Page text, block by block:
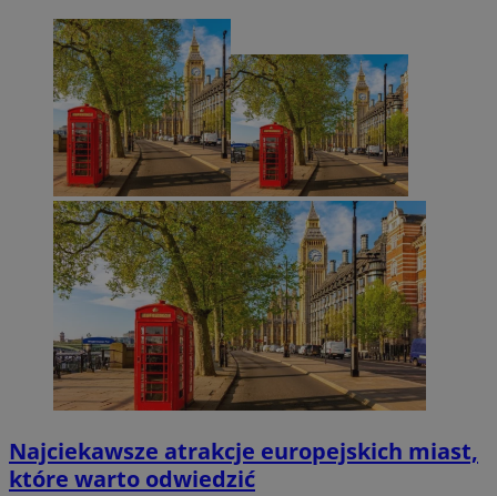
Najciekawsze atrakcje europejskich miast,
które warto odwiedzić